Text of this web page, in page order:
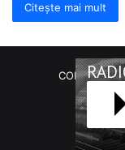
Citește mai mult